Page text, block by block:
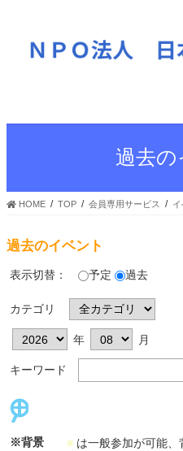
過去の
HOME TOP 会員専用サービス イ
過去のイベント
表示切替： 予定 過去
カテゴリ
年 月
キーワード
※背景 ■ は一般参加が可能、